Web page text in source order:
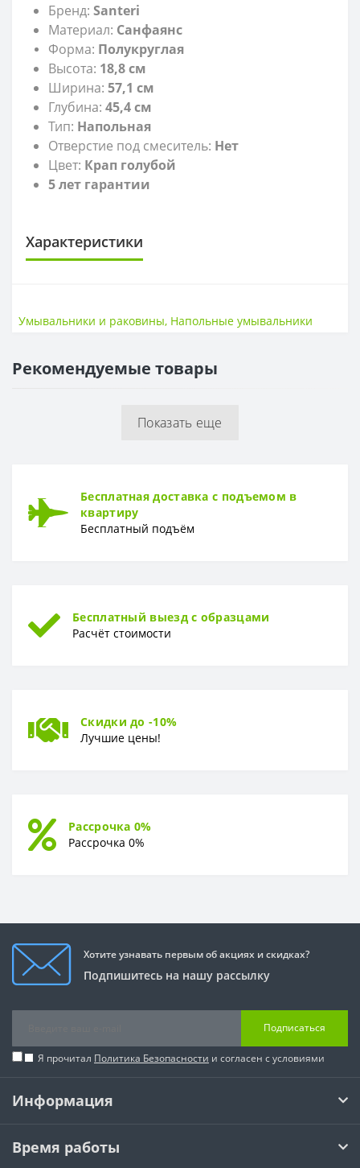
Бренд: Santeri
Материал: Санфаянс
Форма: Полукруглая
Высота: 18,8см
Ширина: 57,1 см
Глубина: 45,4см
Тип: Напольная
Отверстие под смеситель: Нет
Цвет: Крап голубой
5 лет гарантии
Характеристики
Высота
ГЛУБИНА
Умывальники и раковины, Напольные умывальники
Рекомендуемые товары
Показать еще
Бесплатная доставка с подъемом в
квартиру
Бесплатный подъём
Бесплатный выезд с образцами
Расчёт стоимости
Скидки до -10%
Лучшие цены!
Рассрочка 0%
Рассрочка 0%
Хотите узнавать первым об акциях и скидках?
Подпишитесь на нашу рассылку
Подписаться
Я прочитал Политика Безопасности и согласен с условиями
Информация
Время работы